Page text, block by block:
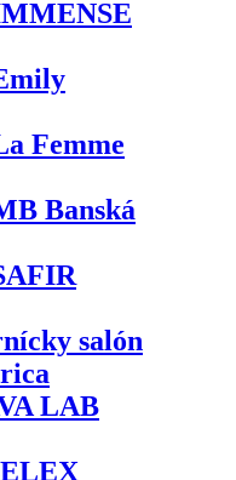
Femme
Banská
salón
LAB